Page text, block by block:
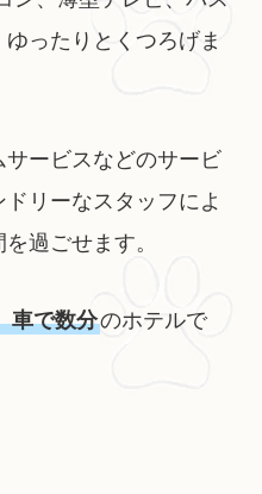
ったりとくつろげま
ービスなどのサービ
リーなスタッフによ
過ごせます。
車で数分のホテルで